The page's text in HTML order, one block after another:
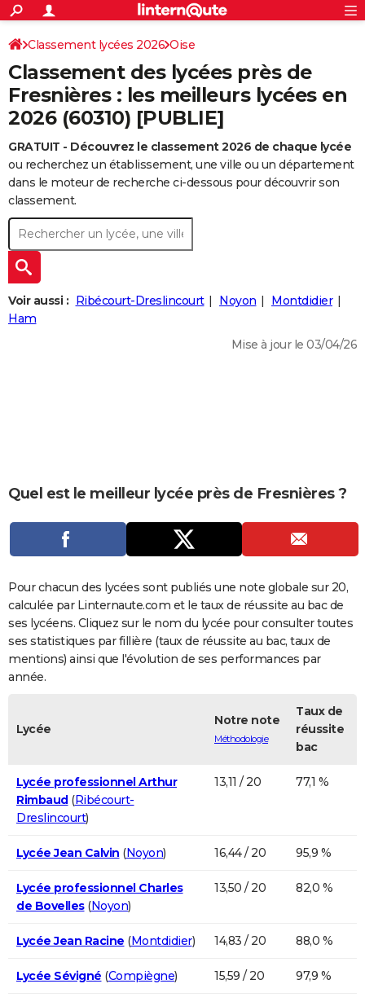
ACTUALITÉS
Politique
Société
Faits Divers
Education
Monde
Villes
+
SPORT
Coupe du monde 2026
Football
Tennis
Cyclisme
Rugby
Forum
Programme TV
TNT
Streaming
Cinéma
Sorties cinéma
Musique
+
FINANCE
Retraite
Impôts
Epargne
Immobilier
Risques naturels par ville
Banque
Assurance
Crédit
AUTO
Essais
Réserver un essai
Citadines
Berlines
SUV
Forum auto
+
HIGH-TECH
BRICOLAGE
Forum
Aménagement intérieur
Extérieur
Cuisine
Salle de bains
Jardinage
Rangement
+WEEK-END
Guides de France
Escapades
Patrimoine
Expositions
Musées
Week-end nature
+
LIFESTYLE
Art de vivre
Bien-être
Loisirs
Mode
Modes de vie
+SANTE
Dictionnaire
Biographies
Expressions
Proverbes
PROGRAMME TV
COPAINS D'AVANT
S'inscrire
Se connecter
Lycées
Collèges
Primaires
Universités
Entreprises
Service militaire
Avis de recherche
AVIS DE DÉCÈS
FORUM
Bricolage
Lifestyle
Culture
Sport
Auto
Television
Voyage
Cinema
S'inscrire
Connexion
Classement lycées 2026 Oise
Classement des lycées près de
Fresnières : les meilleurs lycées en
2026 (60310) [PUBLIE]
GRATUIT - Découvrez le classement 2026 de chaque lycée
ou recherchez un établissement, une ville ou un département
dans le moteur de recherche ci-dessous pour découvrir son
classement.
Voir aussi : Ribécourt-Dreslincourt Noyon
Montdidier
Ham
Mise à jour le 03/04/26
Quel est le meilleur lycée près de Fresnières ?
Pour chacun des lycées sont publiés une note globale sur 20,
calculée par Linternaute.com et le taux de réussite au bac de
ses lycéens. Cliquez sur le nom du lycée pour consulter toutes
ses statistiques par fillière (taux de réussite au bac, taux de
mentions) ainsi que l'évolution de ses performances par
année.
Lycée
Notre note
Méthodologie
Taux de
réussite
bac
Lycée professionnel Arthur
Rimbaud(Ribécourt-
Dreslincourt)
13,11 / 20 77,1 %
Lycée Jean Calvin (Noyon) 16,44 / 20 95,9 %
Lycée professionnel Charles
de Bovelles(Noyon)
13,50 / 20 82,0 %
Lycée Jean Racine (Montdidier) 14,83 / 20 88,0 %
Lycée Sévigné (Compiègne) 15,59 / 20 97,9 %